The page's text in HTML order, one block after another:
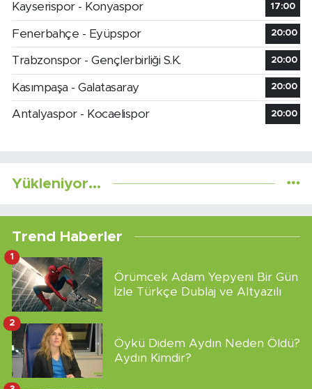
Kayserispor - Konyaspor
17:00
Fenerbahçe - Eyüpspor 20:00
Trabzonspor - Gençlerbirliği S.K. 20:00
Kasımpaşa - Galatasaray 20:00
Antalyaspor - Kocaelispor 20:00
Yükleniyor...
Trend Haberler
Örümcek Adam Yepyeni Bir Gün
İzle Türkçe Dublaj ve Altyazılı
1
Öykü Didem Aydın Neden Öldü?
Aydın Kimdir?
2